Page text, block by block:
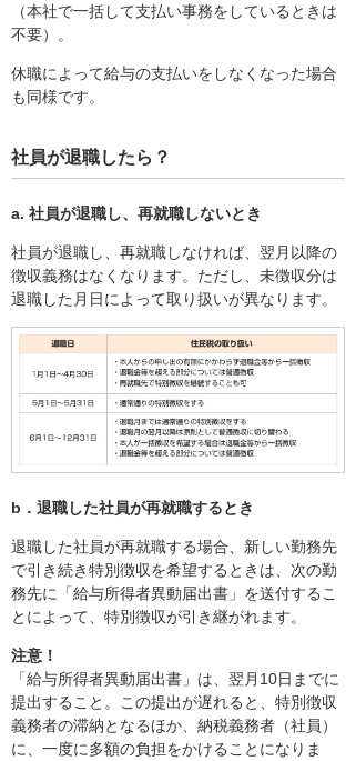
（本社で一括して支払い事務をしているときは
不要）。
休職によって給与の支払いをしなくなった場合
も同様です。
社員が退職したら？
a. 社員が退職し、再就職しないとき
社員が退職し、再就職しなければ、翌月以降の
徴収義務はなくなります。ただし、未徴収分は
退職した月日によって取り扱いが異なります。
b．退職した社員が再就職するとき
退職した社員が再就職する場合、新しい勤務先
で引き続き特別徴収を希望するときは、次の勤
務先に「給与所得者異動届出書」を送付するこ
とによって、特別徴収が引き継がれます。
注意！
「給与所得者異動届出書」は、翌月10日までに
提出すること。この提出が遅れると、特別徴収
義務者の滞納となるほか、納税義務者（社員）
に、一度に多額の負担をかけることになりま